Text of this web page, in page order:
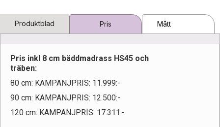
Produktblad Pris Mått
Pris inkl 8 cm bäddmadrass HS45 och
träben:
80 cm: KAMPANJPRIS: 11.999:-
90 cm: KAMPANJPRIS: 12.500:-
120 cm: KAMPANJPRIS: 17.311:-